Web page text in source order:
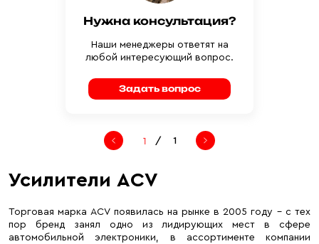
Нужна консультация?
Наши менеджеры ответят на
любой интересующий вопрос.
Задать вопрос
/ 1
Усилители ACV
Торговая марка ACV появилась на рынке в 2005 году – с тех
пор бренд занял одно из лидирующих мест в сфере
автомобильной электроники, в ассортименте компании